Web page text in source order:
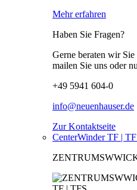
Mehr erfahren
Haben Sie Fragen?
Gerne beraten wir
mailen Sie uns oder
+49 5941 604-0
info@neuenhauser.de
Zur Kontaktseite
CenterWinder TF |